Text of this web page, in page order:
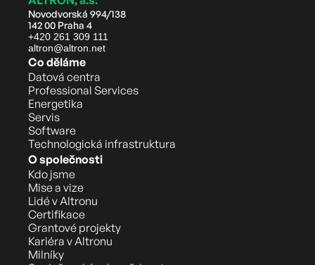
Novodvorská 994/138
142 00 Praha 4
+420 261 309 111
altron@altron.net
Co děláme
Datová centra
Professional Services
Energetika
Servis
Software
Technologická infrastruktura
O společnosti
Kdo jsme
Mise a vize
Lidé v Altronu
Certifikace
Grantové projekty
Kariéra v Altronu
Milníky